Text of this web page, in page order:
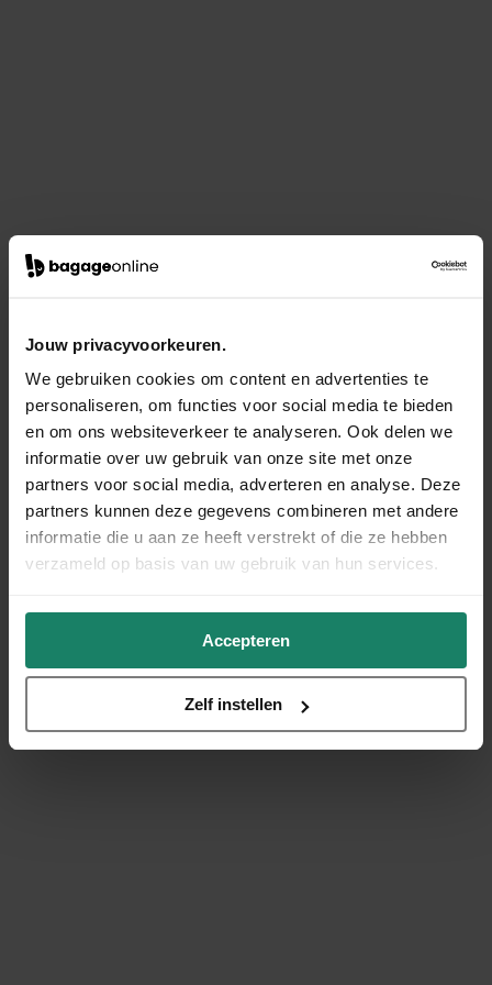
Jouw privacyvoorkeuren.
We gebruiken cookies om content en advertenties te
personaliseren, om functies voor social media te bieden
en om ons websiteverkeer te analyseren. Ook delen we
informatie over uw gebruik van onze site met onze
partners voor social media, adverteren en analyse. Deze
partners kunnen deze gegevens combineren met andere
informatie die u aan ze heeft verstrekt of die ze hebben
verzameld op basis van uw gebruik van hun services.
Accepteren
Zelf instellen